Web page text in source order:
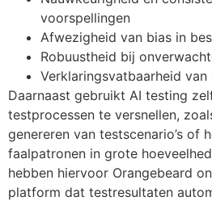
voorspellingen
Afwezigheid van bias in
Robuustheid bij
Verklaringsvatbaarheid
Daarnaast gebruikt AI testing
testprocessen te versnellen,
genereren van testscenario’s of
faalpatronen in grote
hebben hiervoor Orangebeard
platform dat testresultaten